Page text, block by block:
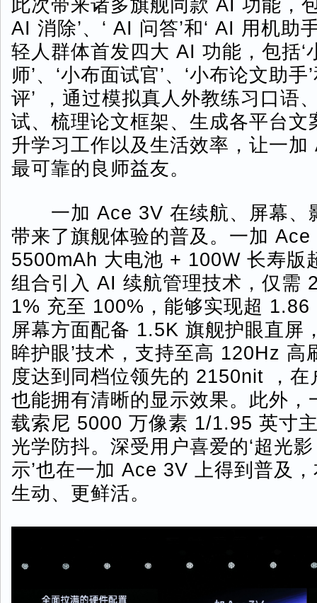
此次带来诸多旗舰同款 AI 功能，
AI 消除’、‘ AI 问答’和‘ AI 用机助
轻人群体首发四大 AI 功能，包括‘
师’、‘小布面试官’、‘小布论文助手
评’ ，通过模拟真人外教练习口语
试、梳理论文框架、生成各平台文
升学习工作以及生活效率，让一
最可靠的良师益友。
一加 Ace 3V 在续航、屏幕、
带来了旗舰体验的普及。一加
5500mAh 大电池 + 100W 长寿版
组合引入 AI 续航管理技术，仅需
1% 充至 100%，能够实现超 1.86
屏幕方面配备 1.5K 旗舰护眼直屏
眸护眼’技术，支持至高 120Hz 高
度达到同档位领先的 2150nit ，在
也能拥有清晰的显示效果。此外
载索尼 5000 万像素 1/1.95 英寸
光学防抖。深受用户喜爱的‘超光
示’也在一加 Ace 3V 上得到普及
生动、更鲜活。